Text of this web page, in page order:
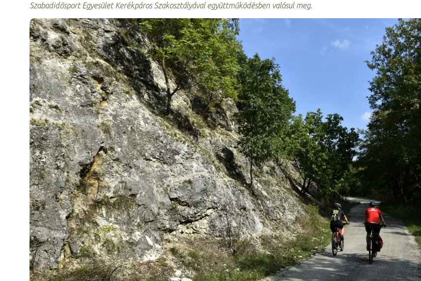
Szabadidősport Egyesület Kerékpáros Szakosztályával együttműködésben valósul meg.